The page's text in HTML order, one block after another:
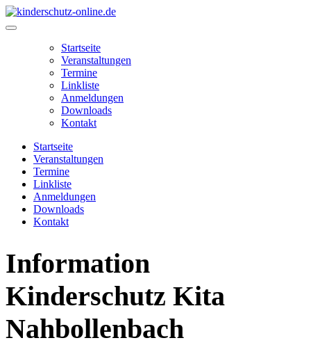
Zum
Inhalt
Main
Startseite
Veranstaltungen
Termine
Linkliste
Anmeldungen
Downloads
Kontakt
Startseite
Veranstaltungen
Termine
Linkliste
Anmeldungen
Downloads
Kontakt
Information
Kinderschutz Kita
Nahbollenbach